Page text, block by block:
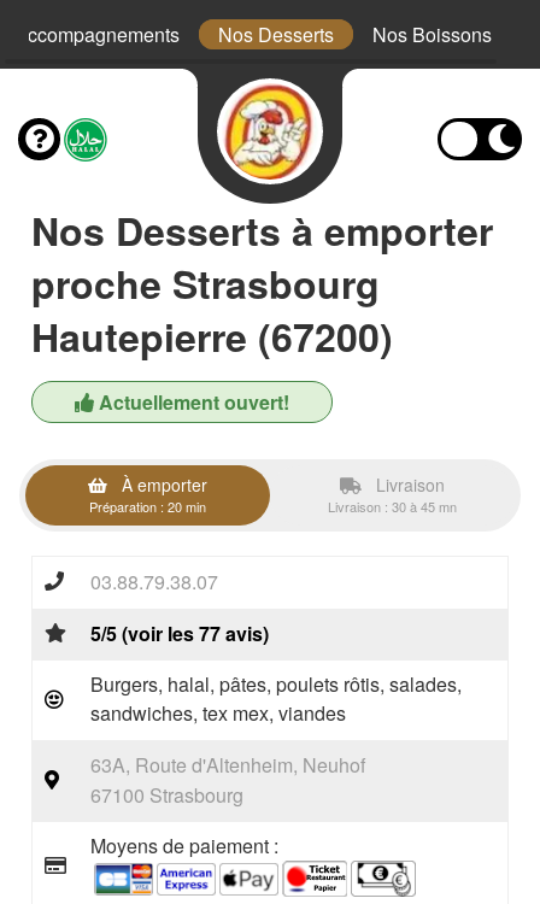
Accompagnements Nos Desserts Nos Boissons
Nos Desserts à emporter
proche Strasbourg
Hautepierre (67200)
Actuellement ouvert!
À emporter
Préparation : 20 min
Livraison
Livraison : 30 à 45 mn
03.88.79.38.07
5/5 (voir les 77 avis)
Burgers, halal, pâtes, poulets rôtis, salades,
sandwiches, tex mex, viandes
63A, Route d'Altenheim, Neuhof
67100 Strasbourg
Moyens de paiement :